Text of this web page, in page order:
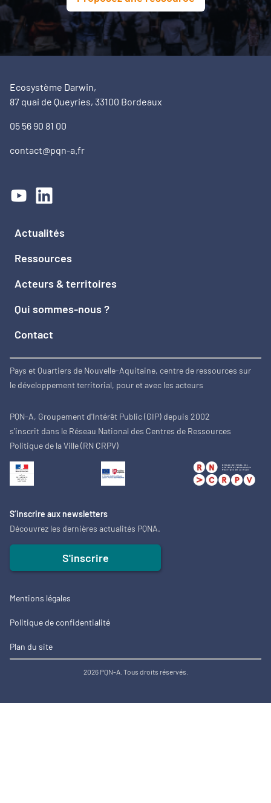
Ecosystème Darwin,
87 quai de Queyries, 33100 Bordeaux
05 56 90 81 00
contact@pqn-a.fr
Actualités
Ressources
Acteurs & territoires
Qui sommes-nous ?
Contact
Pays et Quartiers de Nouvelle-Aquitaine, centre de ressources sur
le développement territorial, pour et avec les acteurs
PQN-A, Groupement d'Intérêt Public (GIP) depuis 2002
s'inscrit dans le Réseau National des Centres de Ressources
Politique de la Ville (RN CRPV)
S’inscrire aux newsletters
Découvrez les dernières actualités PQNA.
S'inscrire
Mentions légales
Politique de confidentialité
Plan du site
2026 PQN-A. Tous droits réservés.